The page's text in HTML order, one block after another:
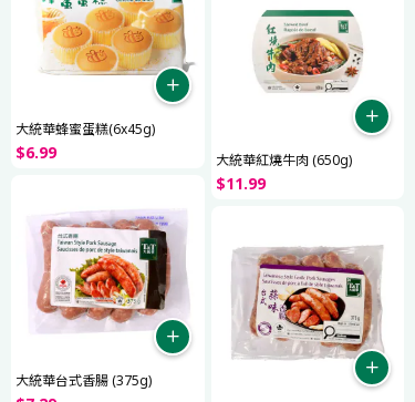
大統華蜂蜜蛋糕(6x45g)
$6.99 大統華紅燒牛肉 (650g)
$11.99
大統華台式香腸 (375g)